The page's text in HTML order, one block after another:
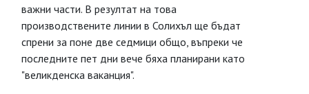
важни части. В резултат на това
производствените линии в Солихъл ще бъдат
спрени за поне две седмици общо, въпреки че
последните пет дни вече бяха планирани като
"великденска ваканция".